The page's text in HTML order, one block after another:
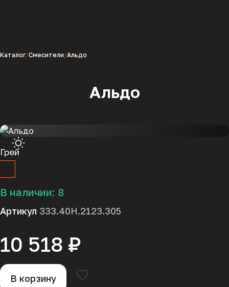
Каталог Смесители Альдо
Альдо
В наличии: 8
Артикул 333.40H.2123.305
10 518 ₽
В корзину
Грей